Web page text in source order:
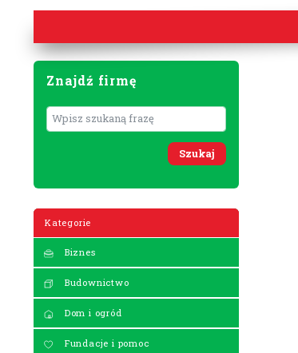
Znajdź firmę
Wyszukaj
Kategorie
Biznes
Budownictwo
Dom i ogród
Fundacje i pomoc